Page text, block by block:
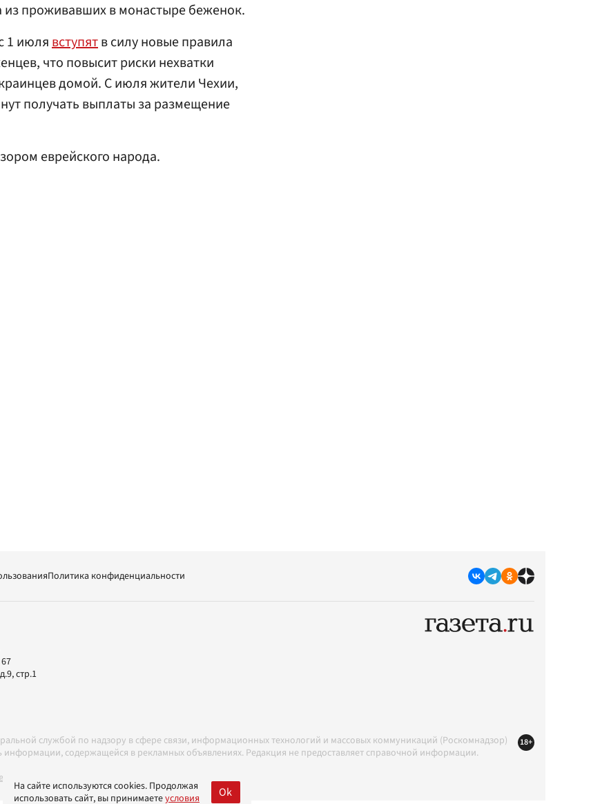
проживавших в монастыре беженок.
1 июлявступятв силу новые правила
что повысит риски нехватки
домой. С июля жители Чехии,
получать выплаты за размещение
еврейского народа.
Политика конфиденциальности
стр.1
службой по надзору в сфере связи, информационных технологий и массовых коммуникаций (Роскомнадзор)
информации, содержащейся в рекламных объявлениях. Редакция не предоставляет справочной информации.
в соответствии с Правилами
18+
На сайте используются cookies. Продолжая
использовать сайт, вы принимаетеусловия Ok